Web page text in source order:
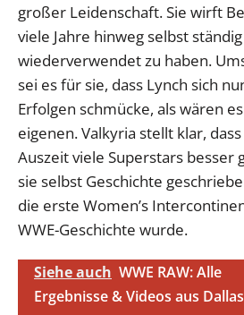
großer Leidenschaft. Sie wirft
viele Jahre hinweg selbst
wiederverwendet zu haben.
sei es für sie, dass Lynch sich
Erfolgen schmücke, als wären
eigenen. Valkyria stellt klar,
Auszeit viele Superstars besser
sie selbst Geschichte
die erste Women’s
WWE-Geschichte wurde.
Siehe auch WWE RAW: Alle
Ergebnisse & Videos aus